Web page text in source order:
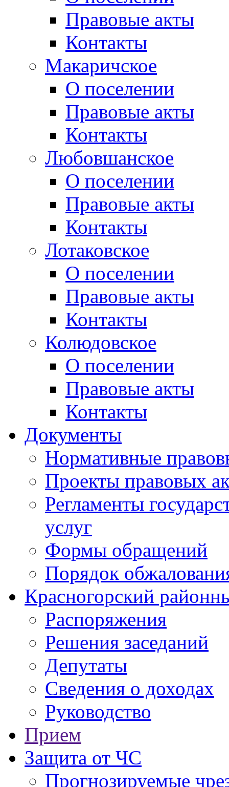
Правовые акты
Контакты
Макаричское
О поселении
Правовые акты
Контакты
Любовшанское
О поселении
Правовые акты
Контакты
Лотаковское
О поселении
Правовые акты
Контакты
Колюдовское
О поселении
Правовые акты
Контакты
Документы
Нормативные
Проекты правовых
Регламенты
услуг
Формы обращений
Порядок
Красногорский
Распоряжения
Решения заседаний
Депутаты
Сведения о доходах
Руководство
Прием
Защита от ЧС
Прогнозируемые